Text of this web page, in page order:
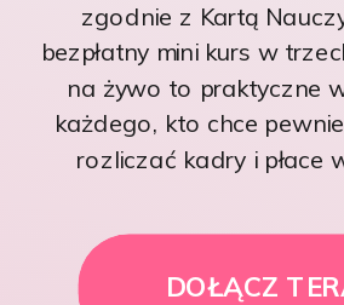
zgodnie z Kartą
bezpłatny mini kurs w
na żywo to praktyczne
każdego, kto chce
rozliczać kadry i płace
DOŁĄCZ